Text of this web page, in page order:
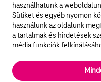
Hírlevél
Közösségi média
Cookie beállítások
használhatunk a
Sütiket és egyéb nyomon
használunk az oldalunk
a tartalmak és hirdetések
média funkciók
elengedhetetlenek a
kikapcsolni őket a weboldal